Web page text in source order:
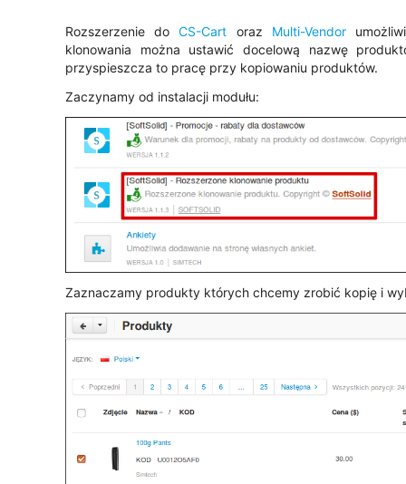
Rozszerzenie doCS-Cart oraz Multi-Vendor
klonowania można ustawić docelową nazwę
przyspieszcza to pracę przy kopiowaniu produktów.
Zaczynamy od instalacji modułu:
Zaznaczamy produkty których chcemy zrobić kopię i